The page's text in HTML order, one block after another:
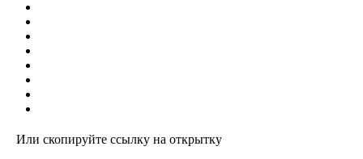
Или скопируйте ссылку на открытку